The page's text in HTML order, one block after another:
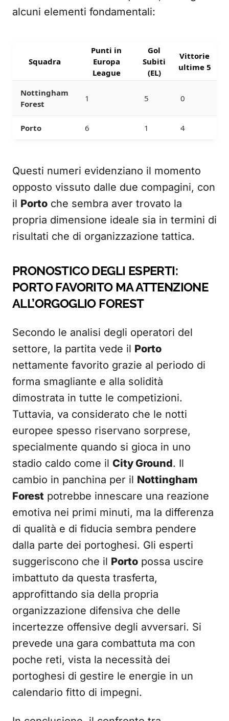
alcuni elementi fondamentali:
Squadra
Punti in
Europa
League
Gol
Subiti
(EL)
Vittorie
ultime 5
Nottingham
Forest
1 5 0
Porto 6 1 4
Questi numeri evidenziano il momento
opposto vissuto dalle due compagini, con
il Porto che sembra aver trovato la
propria dimensione ideale sia in termini di
risultati che di organizzazione tattica.
PRONOSTICO DEGLI ESPERTI:
PORTO FAVORITO MA ATTENZIONE
ALL’ORGOGLIO FOREST
Secondo le analisi degli operatori del
settore, la partita vede il Porto
nettamente favorito grazie al periodo di
forma smagliante e alla solidità
dimostrata in tutte le competizioni.
Tuttavia, va considerato che le notti
europee spesso riservano sorprese,
specialmente quando si gioca in uno
stadio caldo come il City Ground. Il
cambio in panchina per il Nottingham
Forest potrebbe innescare una reazione
emotiva nei primi minuti, ma la differenza
di qualità e di fiducia sembra pendere
dalla parte dei portoghesi. Gli esperti
suggeriscono che il Porto possa uscire
imbattuto da questa trasferta,
approfittando sia della propria
organizzazione difensiva che delle
incertezze offensive degli avversari. Si
prevede una gara combattuta ma con
poche reti, vista la necessità dei
portoghesi di gestire le energie in un
calendario fitto di impegni.